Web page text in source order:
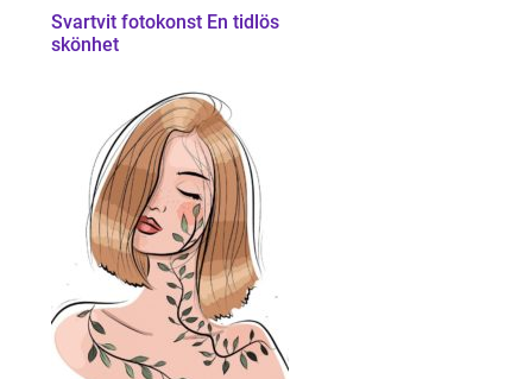
Svartvit fotokonst En tidlös
skönhet